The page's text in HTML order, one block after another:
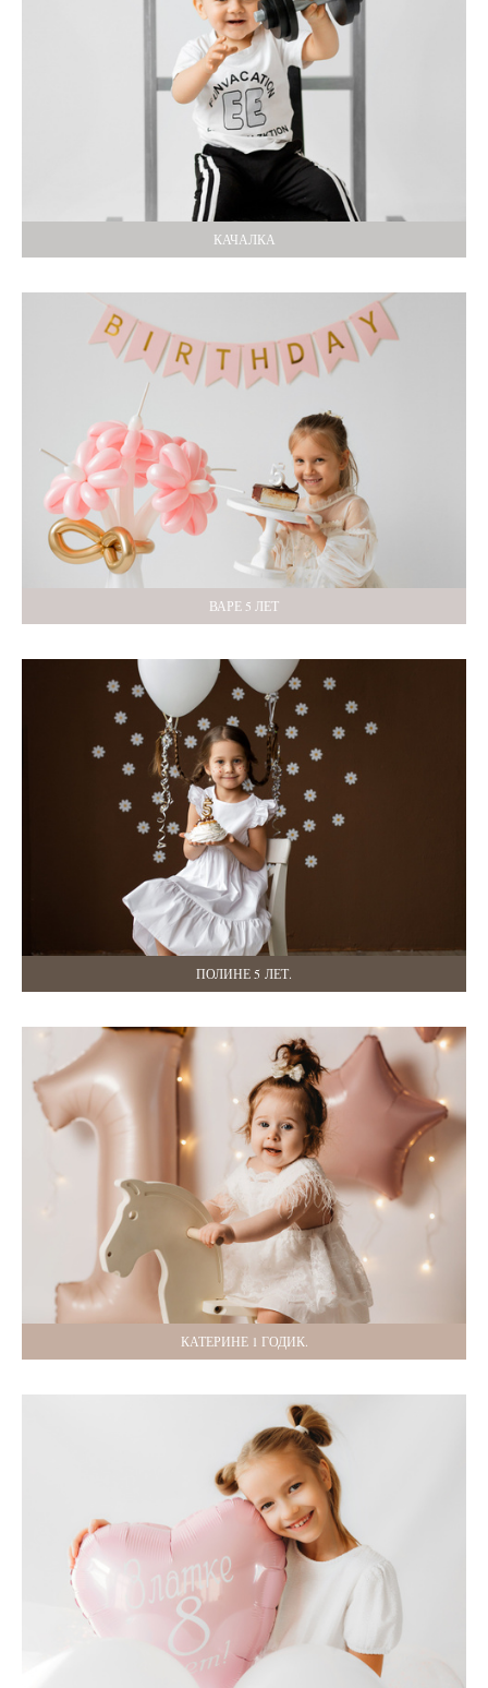
КАЧАЛКА
ВАРЕ 5 ЛЕТ
ПОЛИНЕ 5 ЛЕТ.
КАТЕРИНЕ 1 ГОДИК.